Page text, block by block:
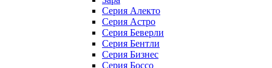
Серия Алекто
Серия Астро
Серия Беверли
Серия Бентли
Серия Бизнес
Серия Боссо